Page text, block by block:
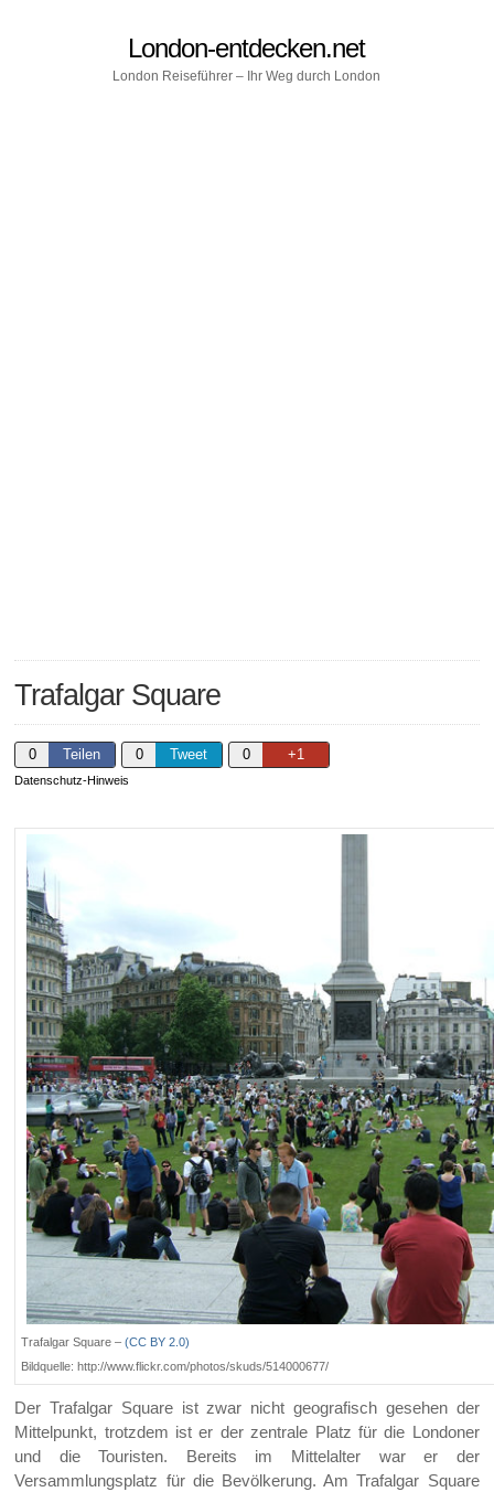
London-entdecken.net
London Reiseführer – Ihr Weg durch London
Trafalgar Square
0 Teilen 0 Tweet 0 +1
Datenschutz-Hinweis
Trafalgar Square –(CC BY 2.0)
Bildquelle: http://www.flickr.com/photos/skuds/514000677/
Der Trafalgar Square ist zwar nicht geografisch gesehen der
Mittelpunkt, trotzdem ist er der zentrale Platz für die Londoner
und die Touristen. Bereits im Mittelalter war er der
Versammlungsplatz für die Bevölkerung. Am Trafalgar Square